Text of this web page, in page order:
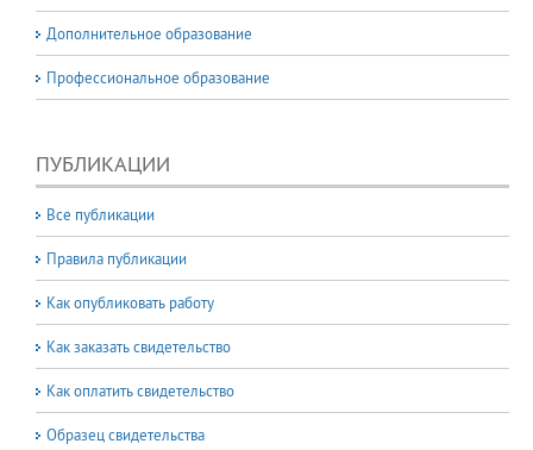
Дополнительное образование
Профессиональное образование
ПУБЛИКАЦИИ
Все публикации
Правила публикации
Как опубликовать работу
Как заказать свидетельство
Как оплатить свидетельство
Образец свидетельства